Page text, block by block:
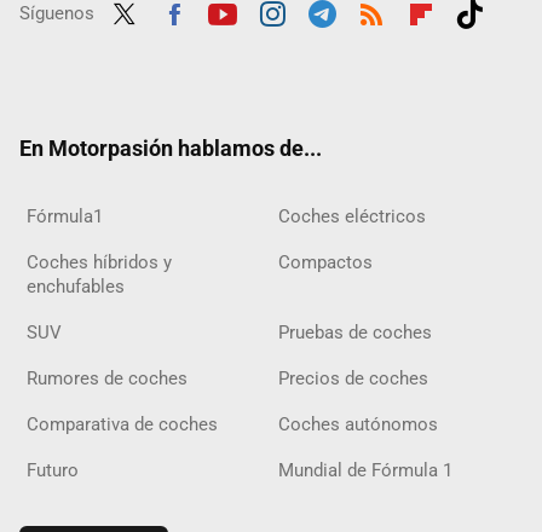
Síguenos
En Motorpasión hablamos de...
Fórmula1 Coches eléctricos
Coches híbridos y
enchufables
Compactos
SUV Pruebas de coches
Rumores de coches Precios de coches
Comparativa de coches Coches autónomos
Futuro Mundial de Fórmula 1